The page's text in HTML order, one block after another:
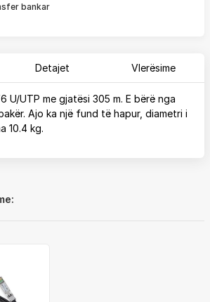
bankar
Detajet Vlerësime
U/UTP me gjatësi 305 m. E bërë nga
Ajo ka një fund të hapur, diametri i
10.4 kg.